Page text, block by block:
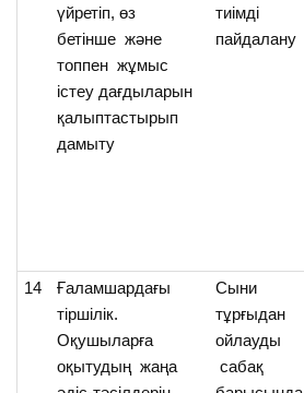
үйретіп, өз
бетінше және
топпен жұмыс
істеу дағдыларын
қалыптастырып
дамыту
тиімді
пайдалану
14
Ғаламшардағы
тіршілік.
Оқушыларға
оқытудың жаңа
Cыни
тұрғыдан
ойлауды
сабақ